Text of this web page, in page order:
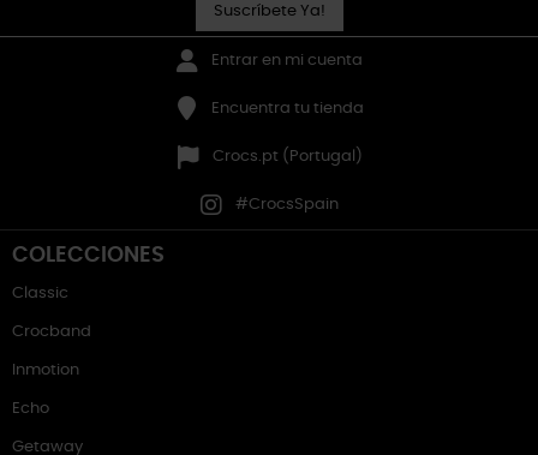
Suscríbete Ya!
Entrar en mi cuenta
Encuentra tu tienda
Crocs.pt (Portugal)
#CrocsSpain
COLECCIONES
Classic
Crocband
Inmotion
Echo
Getaway